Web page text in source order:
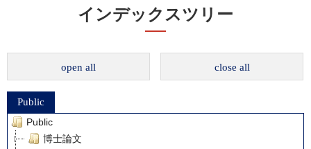
インデックスツリー
open all close all
Public
Public
博士論文